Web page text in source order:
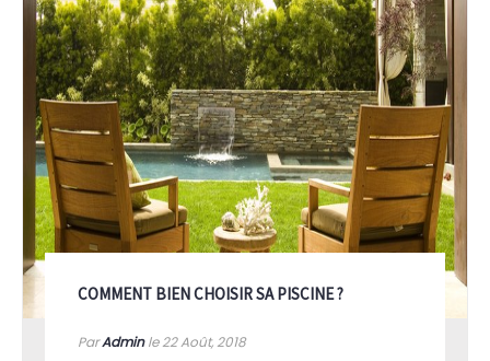
COMMENT BIEN CHOISIR SA PISCINE ?
ParAdminle 22Août, 2018